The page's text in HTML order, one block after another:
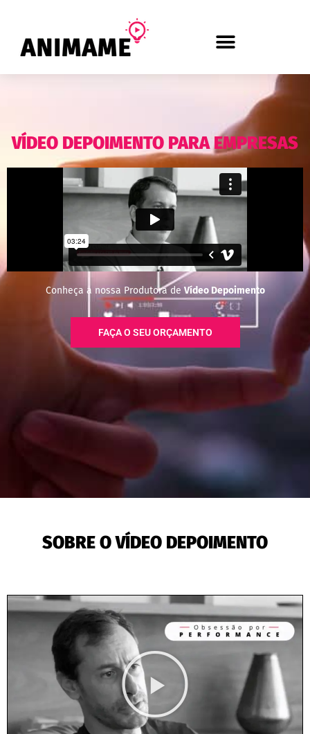
VÍDEO DEPOIMENTO PARA EMPRESAS
Conheça a nossa Produtora de Vídeo Depoimento
FAÇA O SEU ORÇAMENTO
SOBRE O VÍDEO DEPOIMENTO